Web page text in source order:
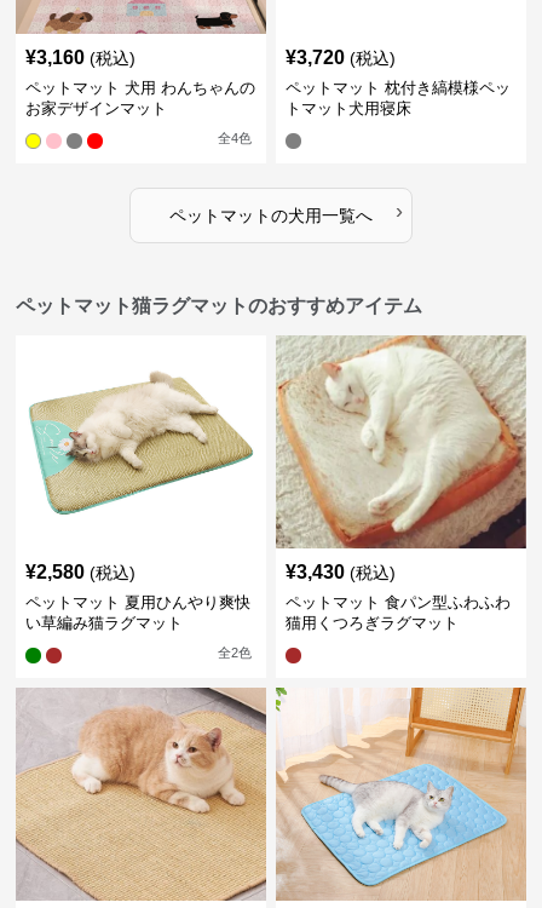
¥3,160 (税込)
ペットマット 犬用 わんちゃんの
お家デザインマット
全4色
¥3,720 (税込)
ペットマット 枕付き縞模様ペッ
トマット犬用寝床
ペットマットの犬用一覧へ ›
ペットマット猫ラグマットのおすすめアイテム
¥2,580 (税込)
ペットマット 夏用ひんやり爽快
い草編み猫ラグマット
全2色
¥3,430 (税込)
ペットマット 食パン型ふわふわ
猫用くつろぎラグマット